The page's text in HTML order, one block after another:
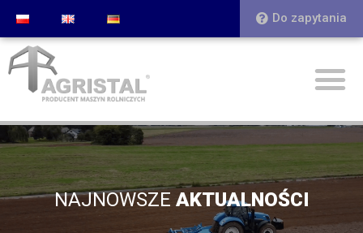
Do zapytania
NAJNOWSZE AKTUALNOŚCI